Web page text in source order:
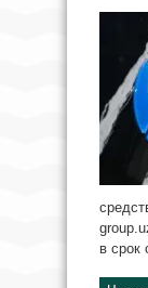
в срок